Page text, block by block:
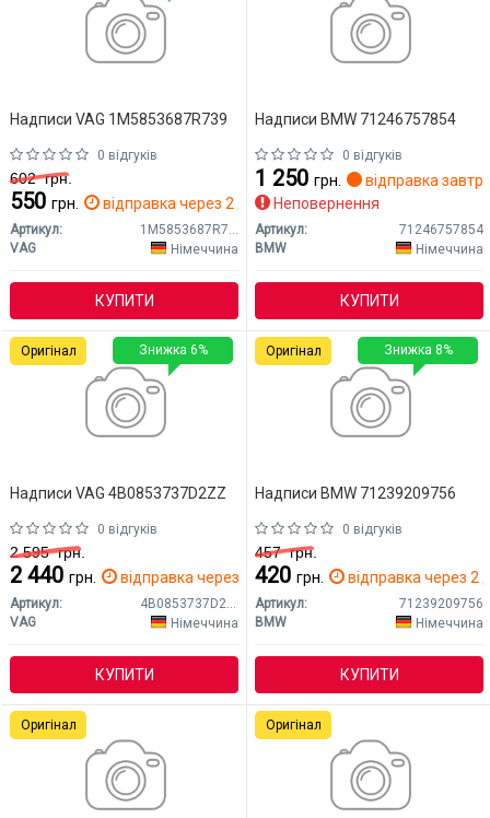
Надписи VAG 1M5853687R739
0 відгуків
602грн.
550 грн. відправка через 2 дн.
Артикул:
1M5853687R739
VAG
Німеччина
КУПИТИ
Надписи BMW 71246757854
0 відгуків
1 250 грн.
відправка
Неповернення
Артикул:
71246757854
BMW
Німеччина
КУПИТИ
Надписи VAG 4B0853737D2ZZ
0 відгуків
2 595грн.
2 440 грн. відправка через 2 дн.
Артикул:
4B0853737D2ZZ
VAG
Німеччина
КУПИТИ
Знижка 6%
Оригінал
Надписи BMW 71239209756
0 відгуків
457грн.
420 грн. відправка через 2
Артикул:
71239209756
BMW
Німеччина
КУПИТИ
Знижка 8%
Оригінал
Оригінал Оригінал